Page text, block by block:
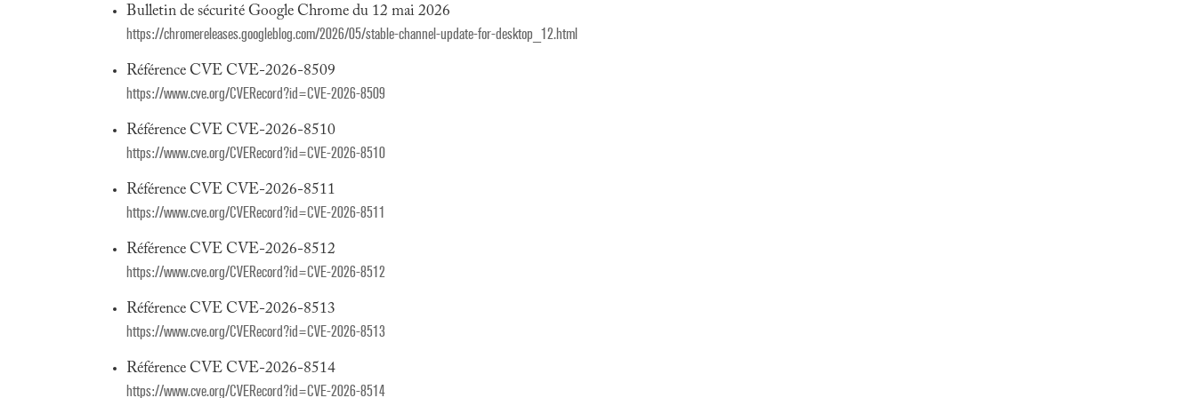
Bulletin de sécurité Google Chrome du 12 mai 2026
https://chromereleases.googleblog.com/2026/05/stable-channel-update-for-desktop_12.html
Référence CVE CVE-2026-8509
https://www.cve.org/CVERecord?id=CVE-2026-8509
Référence CVE CVE-2026-8510
https://www.cve.org/CVERecord?id=CVE-2026-8510
Référence CVE CVE-2026-8511
https://www.cve.org/CVERecord?id=CVE-2026-8511
Référence CVE CVE-2026-8512
https://www.cve.org/CVERecord?id=CVE-2026-8512
Référence CVE CVE-2026-8513
https://www.cve.org/CVERecord?id=CVE-2026-8513
Référence CVE CVE-2026-8514
https://www.cve.org/CVERecord?id=CVE-2026-8514